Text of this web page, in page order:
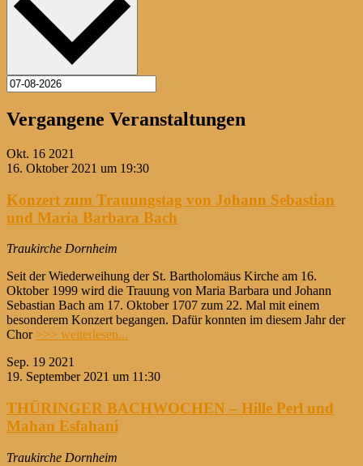
Vergangene Veranstaltungen
Okt. 16 2021
16. Oktober 2021 um 19:30
Konzert zum Trauungstag von Johann Sebastian
und Maria Barbara Bach
Traukirche Dornheim
Seit der Wiederweihung der St. Bartholomäus Kirche am 16.
Oktober 1999 wird die Trauung von Maria Barbara und Johann
Sebastian Bach am 17. Oktober 1707 zum 22. Mal mit einem
besonderem Konzert begangen. Dafür konnten im diesem Jahr der
Chor >>> weiterlesen...
Sep. 19 2021
19. September 2021 um 11:30
THÜRINGER BACHWOCHEN – Hille Perl und
Mahan Esfahani
Traukirche Dornheim